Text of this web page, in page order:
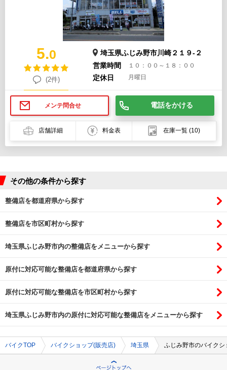
5.0
(2件)
埼玉県ふじみ野市川崎２１９-２
営業時間
１０：００～１８：００
定休日 月曜日
メンテ問合せ 電話をかける
店舗詳細 料金表 在庫一覧 (10)
その他の条件から探す
整備店を都道府県から探す
整備店を市区町村から探す
埼玉県ふじみ野市内の整備店をメニューから探す
原付に対応可能な整備店を都道府県から探す
原付に対応可能な整備店を市区町村から探す
埼玉県ふじみ野市内の原付に対応可能な整備店をメニューから探す
バイクTOP バイクショップ(販売店) 埼玉県 ふじみ野市のバイク